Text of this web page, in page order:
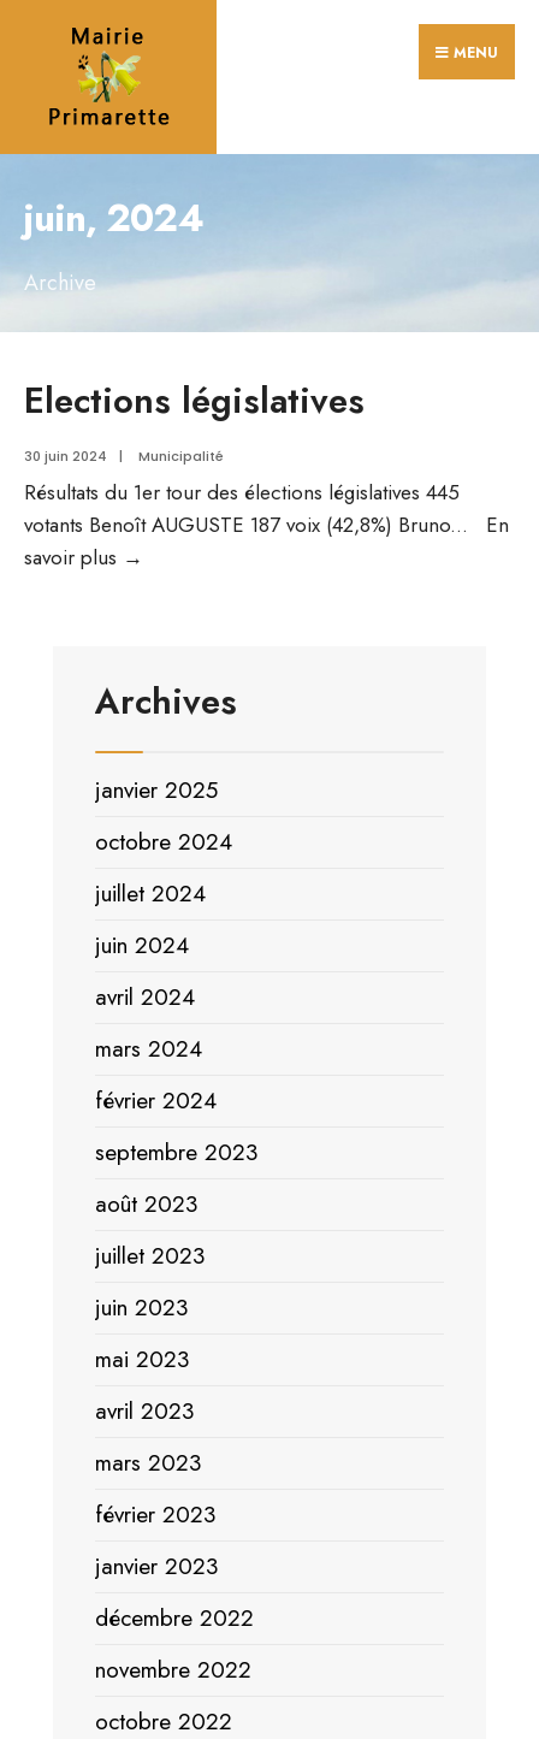
content
MENU
juin, 2024
Archive
Elections législatives
30 juin 2024 | Municipalité
Résultats du 1er tour des élections législatives 445
votants Benoît AUGUSTE 187 voix (42,8%) Bruno...
En
savoir plus →
Archives
janvier 2025
octobre 2024
juillet 2024
juin 2024
avril 2024
mars 2024
février 2024
septembre 2023
août 2023
juillet 2023
juin 2023
mai 2023
avril 2023
mars 2023
février 2023
janvier 2023
décembre 2022
novembre 2022
octobre 2022
for: